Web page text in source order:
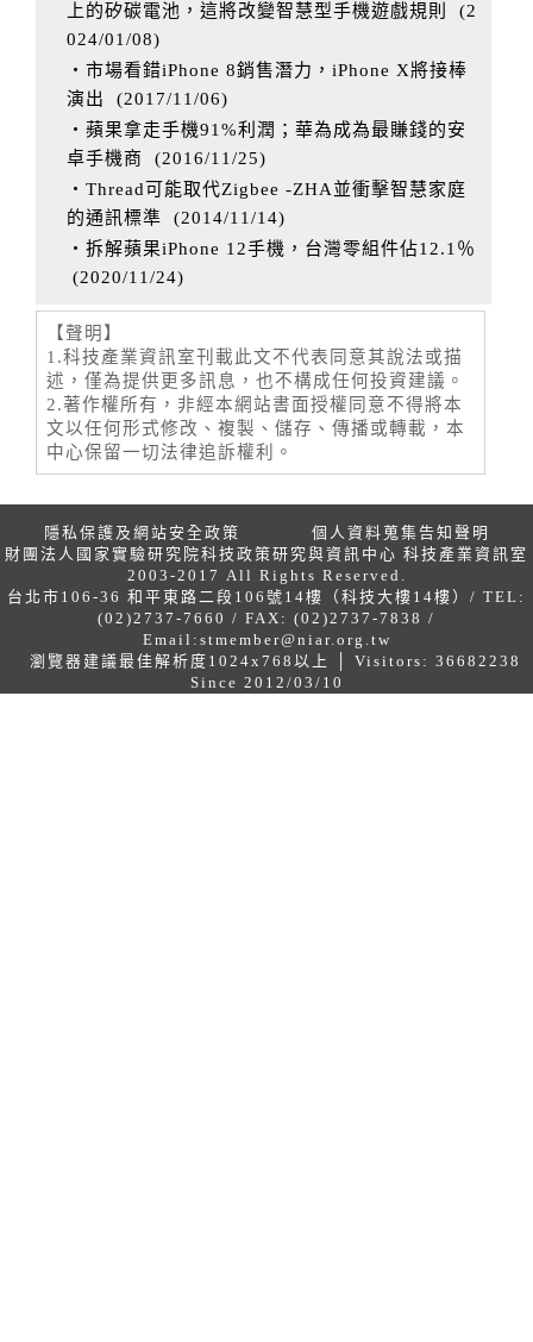
上的矽碳電池，這將改變智慧型手機遊戲規則
(2
024/01/08)
‧市場看錯iPhone 8銷售潛力，iPhone X將接棒
演出
(2017/11/06)
‧蘋果拿走手機91%利潤；華為成為最賺錢的安
卓手機商
(2016/11/25)
‧Thread可能取代Zigbee -ZHA並衝擊智慧家庭
的通訊標準 (2014/11/14)
‧拆解蘋果iPhone 12手機，台灣零組件佔12.1％
(2020/11/24)
【聲明】
1.科技產業資訊室刊載此文不代表同意其說法或描
述，僅為提供更多訊息，也不構成任何投資建議。
2.著作權所有，非經本網站書面授權同意不得將本
文以任何形式修改、複製、儲存、傳播或轉載，本
中心保留一切法律追訴權利。
隱私保護及網站安全政策
個人資料蒐集告知聲明
財團法人國家實驗研究院科技政策研究與資訊中心 科技產業資訊室
2003-2017 All Rights Reserved.
台北市106-36 和平東路二段106號14樓（科技大樓14樓）/ TEL:
(02)2737-7660 / FAX: (02)2737-7838 /
Email: stmember@niar.org.tw
瀏覽器建議最佳解析度1024x768以上 │ Visitors: 36682238
Since 2012/03/10